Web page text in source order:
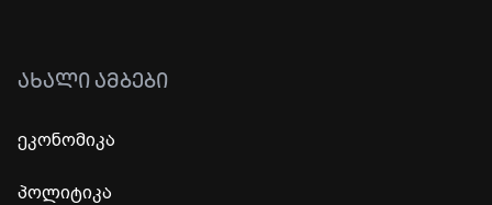
ᲐᲮᲐᲚᲘ ᲐᲛᲑᲔᲑᲘ
ეკონომიკა
პოლიტიკა